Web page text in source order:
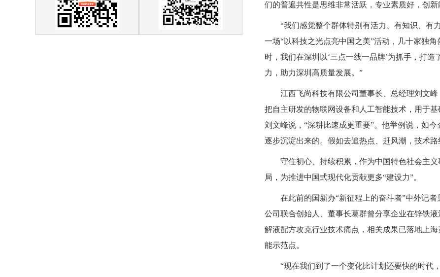
们的普遍共性是思维非常活跃，专业素质好，创新
“我们感觉整个群体特别有活力、有知识、有
一场“以科技之光点亮中国之美”活动，几十家独
时，我们在深圳以‘三点一线一品牌’为抓手，打
力，助力深圳高质量发展。”
江西飞尚科技有限公司董事长、总经理刘文
把自主研发的物联网设备和人工智能技术，用于
刘文峰说，“深耕比速成更重要”。他举例说，如
逐步沉淀出来的。假如去追热点、赶风潮，技术
守住初心、持续积累，作为中国特色社会主
局，为推进中国式现代化贡献更多“建设力”。
在此前的国新办“新征程上的奋斗者”中外记
公司联合创始人、董事长葛群曾分享企业在锌铁
解液配方攻克行业技术痛点，相关成果已落地上
能示范点。
“现在我们到了一个变化比计划还要快的时代